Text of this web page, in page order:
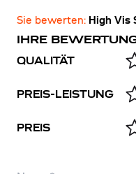
Sie bewerten: High Vis
IHRE
QUALITÄT
PREIS-LEISTUNG
PREIS